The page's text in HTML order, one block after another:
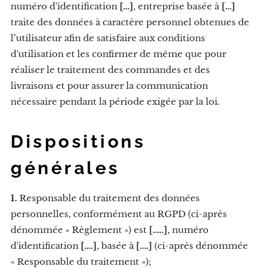
numéro d'identification […], entreprise basée à […]
traite des données à caractère personnel obtenues de
l’utilisateur afin de satisfaire aux conditions
d'utilisation et les confirmer de même que pour
réaliser le traitement des commandes et des
livraisons et pour assurer la communication
nécessaire pendant la période exigée par la loi.
Dispositions
générales
1. Responsable du traitement des données
personnelles, conformément au RGPD (ci-après
dénommée « Règlement ») est […..], numéro
d'identification [….], basée à [….] (ci-après dénommée
« Responsable du traitement »);